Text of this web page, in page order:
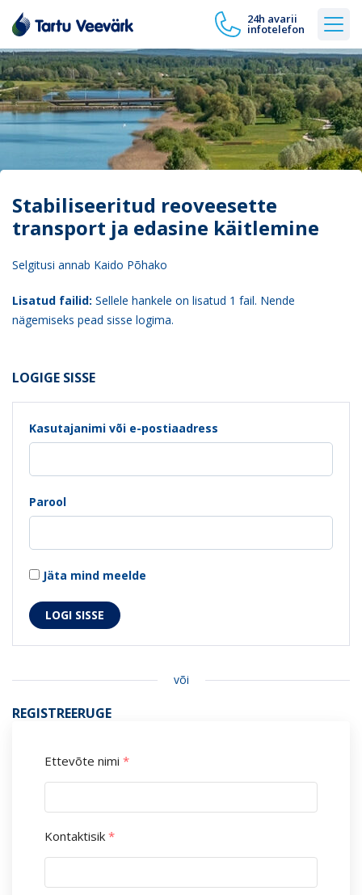
24h avarii
infotelefon
Stabiliseeritud reoveesette
transport ja edasine käitlemine
Selgitusi annab Kaido Põhako
Lisatud failid: Sellele hankele on lisatud 1 fail. Nende
nägemiseks pead sisse logima.
LOGIGE SISSE
Kasutajanimi või e-postiaadress
Parool
Jäta mind meelde
või
REGISTREERUGE
Ettevõte nimi *
Kontaktisik *